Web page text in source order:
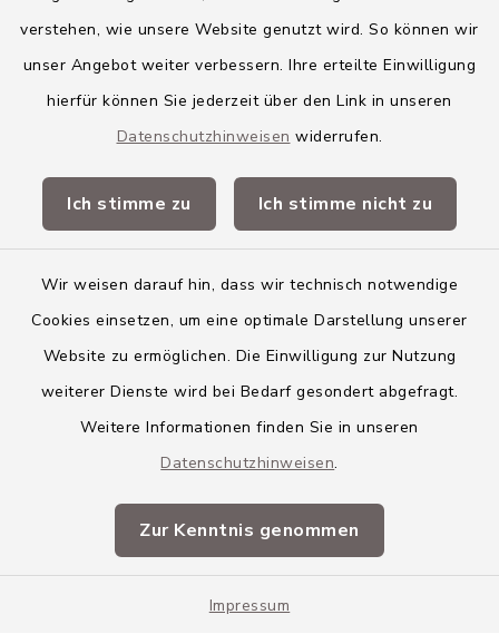
verstehen, wie unsere Website genutzt wird. So können wir
unser Angebot weiter verbessern. Ihre erteilte Einwilligung
hierfür können Sie jederzeit über den Link in unseren
Datenschutzhinweisen widerrufen.
Ich stimme zu Ich stimme nicht zu
Wir weisen darauf hin, dass wir technisch notwendige
Cookies einsetzen, um eine optimale Darstellung unserer
Website zu ermöglichen. Die Einwilligung zur Nutzung
weiterer Dienste wird bei Bedarf gesondert abgefragt.
Weitere Informationen finden Sie in unseren
Datenschutzhinweisen.
Zur Kenntnis genommen
Impressum
Gemeinde Osterberg
VG Altenstadt
Landkreis Neu-Ulm
Barrierefreiheit
Impressum
Sitemap